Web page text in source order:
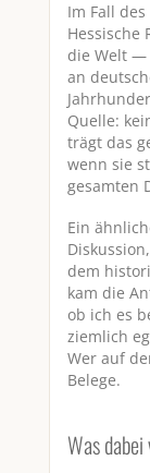
Im Fall
Hessische
die Welt —
an
Quelle:
trägt das
wenn sie
gesamten
Ein
dem
kam die
ob ich es
ziemlich
Wer auf
Belege.
Was